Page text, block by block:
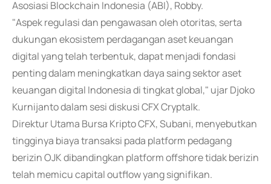
Asosiasi Blockchain Indonesia (ABI), Robby.
"Aspek regulasi dan pengawasan oleh otoritas, serta
dukungan ekosistem perdagangan aset keuangan
digital yang telah terbentuk, dapat menjadi fondasi
penting dalam meningkatkan daya saing sektor aset
keuangan digital Indonesia di tingkat global," ujar Djoko
Kurnijanto dalam sesi diskusi CFX Cryptalk.
Direktur Utama Bursa Kripto CFX, Subani, menyebutkan
tingginya biaya transaksi pada platform pedagang
berizin OJK dibandingkan platform offshore tidak berizin
telah memicu capital outflow yang signifikan.